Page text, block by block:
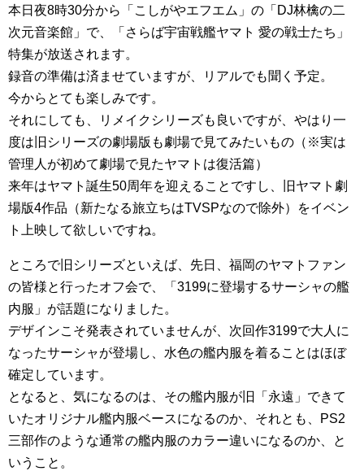
本日夜8時30分から「こしがやエフエム」の「DJ林檎の二
次元音楽館」で、「さらば宇宙戦艦ヤマト 愛の戦士たち」
特集が放送されます。
録音の準備は済ませていますが、リアルでも聞く予定。
今からとても楽しみです。
それにしても、リメイクシリーズも良いですが、やはり一
度は旧シリーズの劇場版も劇場で見てみたいもの（※実は
管理人が初めて劇場で見たヤマトは復活篇）
来年はヤマト誕生50周年を迎えることですし、旧ヤマト劇
場版4作品（新たなる旅立ちはTVSPなので除外）をイベン
ト上映して欲しいですね。
ところで旧シリーズといえば、先日、福岡のヤマトファン
の皆様と行ったオフ会で、「3199に登場するサーシャの艦
内服」が話題になりました。
デザインこそ発表されていませんが、次回作3199で大人に
なったサーシャが登場し、水色の艦内服を着ることはほぼ
確定しています。
となると、気になるのは、その艦内服が旧「永遠」できて
いたオリジナル艦内服ベースになるのか、それとも、PS2
三部作のような通常の艦内服のカラー違いになるのか、と
いうこと。